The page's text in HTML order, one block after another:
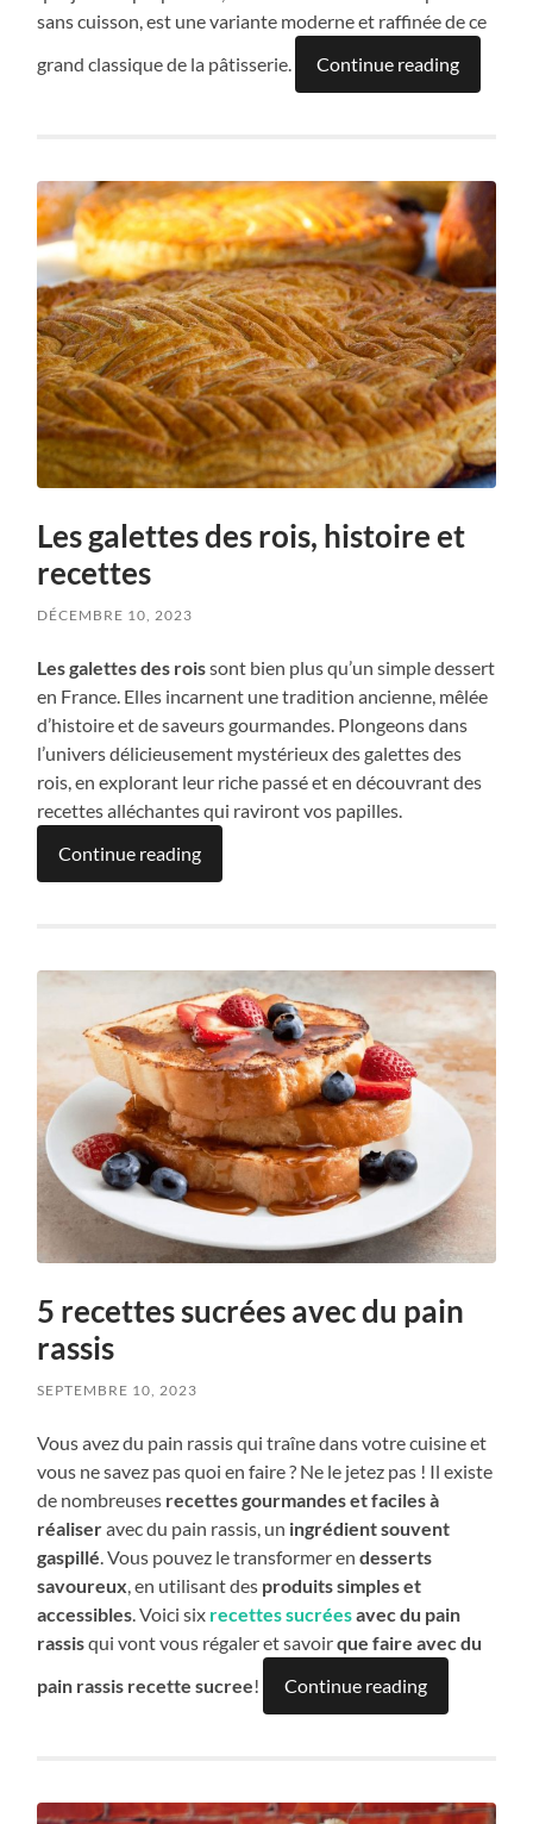
sans cuisson, est une variante moderne et raffinée de ce
grand classique de la pâtisserie.
Continue reading
Les galettes des rois, histoire et
recettes
DÉCEMBRE 10, 2023
Les galettes des roissont bien plus qu’un simple dessert
en France. Elles incarnent une tradition ancienne, mêlée
d’histoire et de saveurs gourmandes. Plongeons dans
l’univers délicieusement mystérieux des galettes des
rois, en explorant leur riche passé et en découvrant des
recettes alléchantes qui raviront vos papilles.
Continue reading
5 recettes sucrées avec du pain
rassis
SEPTEMBRE 10, 2023
Vous avez du pain rassis qui traîne dans votre cuisine et
vous ne savez pas quoi en faire ? Ne le jetez pas ! Il existe
de nombreuses recettes gourmandes et faciles à
réaliseravec du pain rassis, un ingrédient souvent
gaspillé . Vous pouvez le transformer endesserts
savoureux , en utilisant des produits simples et
accessibles . Voici six recettes sucréesavec du pain
rassisqui vont vous régaler et savoirque faire avec du
pain rassis recette sucree! Continue reading